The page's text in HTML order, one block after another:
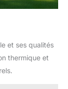
et ses qualités
thermique et